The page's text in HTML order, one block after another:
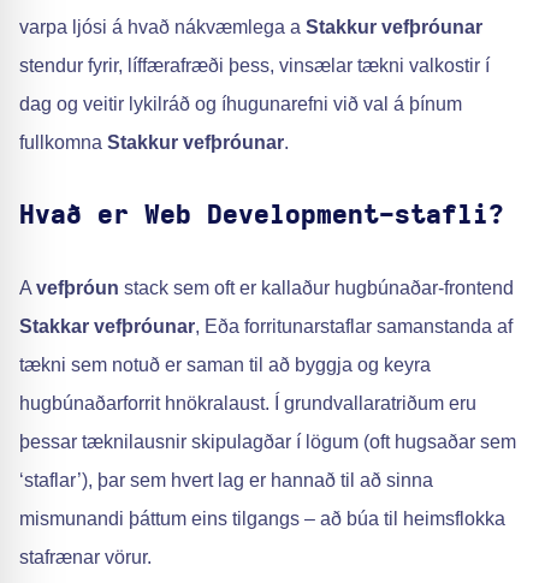
varpa ljósi á hvað nákvæmlega a Stakkur vefþróunar
stendur fyrir, líffærafræði þess, vinsælar tækni valkostir í
dag og veitir lykilráð og íhugunarefni við val á þínum
fullkomna Stakkur vefþróunar.
Hvað er Web Development-stafli?
A vefþróun stack sem oft er kallaður hugbúnaðar-frontend
Stakkar vefþróunar, Eða forritunarstaflar samanstanda af
tækni sem notuð er saman til að byggja og keyra
hugbúnaðarforrit hnökralaust. Í grundvallaratriðum eru
þessar tæknilausnir skipulagðar í lögum (oft hugsaðar sem
‘staflar’), þar sem hvert lag er hannað til að sinna
mismunandi þáttum eins tilgangs – að búa til heimsflokka
stafrænar vörur.